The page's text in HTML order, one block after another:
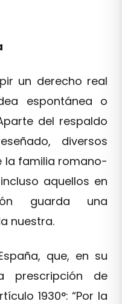
un derecho real
espontánea o
del respaldo
diversos
la familia romano-
aquellos en
guarda una
nuestra.
que, en su
prescripción de
1930°: “Por la